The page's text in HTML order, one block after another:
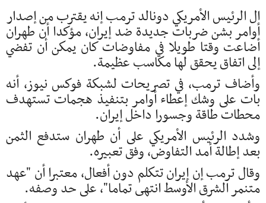
ال الرئيس الأمريكي دونالد ترمب إنه يقترب من إصدار
أوامر بشن ضربات جديدة ضد إيران، مؤكدا أن طهران
أضاعت وقتا طويلا في مفاوضات كان يمكن أن تفضي
إلى اتفاق يحقق لها مكاسب عظيمة.
وأضاف ترمب، في تصريحات لشبكة فوكس نيوز، أنه
بات على وشك إعطاء أوامر بتنفيذ هجمات تستهدف
محطات طاقة وجسورا داخل إيران.
وشدد الرئيس الأمريكي على أن طهران ستدفع الثمن
بعد إطالة أمد التفاوض، وفق تعبيره.
وقال ترمب إن إيران تتكلم دون أفعال، معتبرا أن "عهد
متنمر الشرق الأوسط انتهى تماما"، على حد وصفه.